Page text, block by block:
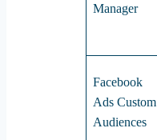
Manager
Facebook
Ads Custom
Audiences